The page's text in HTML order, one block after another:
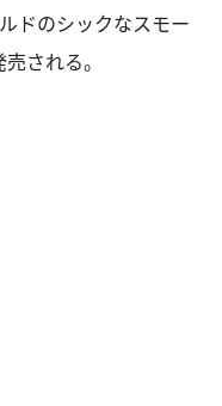
ドのシックなスモー
される。